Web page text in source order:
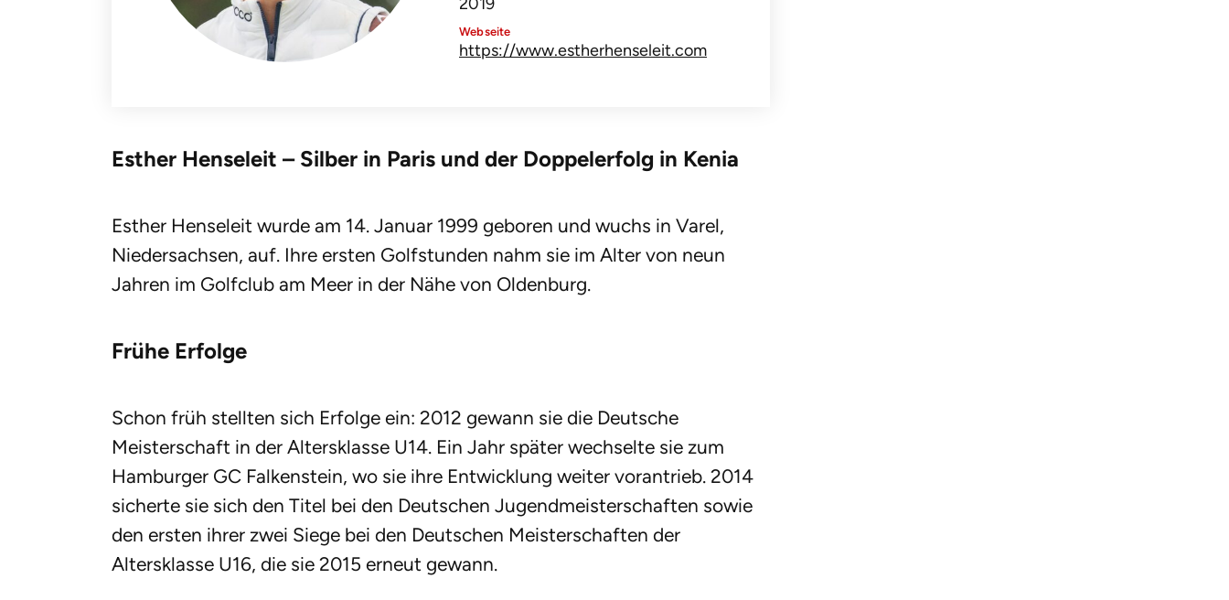
Webseite
https://www.estherhenseleit.com
Esther Henseleit – Silber in Paris und der Doppelerfolg in Kenia
Esther Henseleit wurde am 14. Januar 1999 geboren und wuchs in Varel,
Niedersachsen, auf. Ihre ersten Golfstunden nahm sie im Alter von neun
Jahren im Golfclub am Meer in der Nähe von Oldenburg.
Frühe Erfolge
Schon früh stellten sich Erfolge ein: 2012 gewann sie die Deutsche
Meisterschaft in der Altersklasse U14. Ein Jahr später wechselte sie zum
Hamburger GC Falkenstein, wo sie ihre Entwicklung weiter vorantrieb. 2014
sicherte sie sich den Titel bei den Deutschen Jugendmeisterschaften sowie
den ersten ihrer zwei Siege bei den Deutschen Meisterschaften der
Altersklasse U16, die sie 2015 erneut gewann.